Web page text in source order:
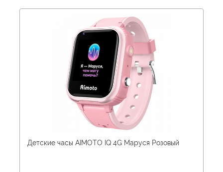
Детские часы AIMOTO IQ 4G Маруся Розовый